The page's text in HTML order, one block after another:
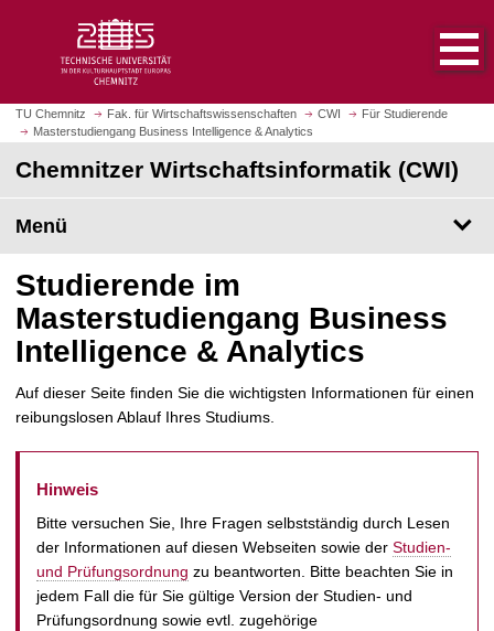
m
H
t
s
i
e
a
u
r
u
e
n
TU Chemnitz Fak. für Wirtschaftswissenschaften CWI
Für Studierende
Masterstudiengang Business Intelligence & Analytics
Chemnitzer Wirtschaftsinformatik (CWI)
Menü
Studierende im
Masterstudiengang Business
Intelligence & Analytics
Auf dieser Seite finden Sie die wichtigsten Informationen für einen
reibungslosen Ablauf Ihres Studiums.
Hinweis
Bitte versuchen Sie, Ihre Fragen selbstständig durch Lesen
der Informationen auf diesen Webseiten sowie der Studien-
und Prüfungsordnung zu beantworten. Bitte beachten Sie in
jedem Fall die für Sie gültige Version der Studien- und
Prüfungsordnung sowie evtl. zugehörige